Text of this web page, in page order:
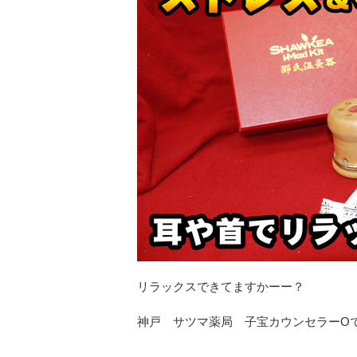
リラックスできてますかーー？
神戸 サツマ薬局 子宝カウンセラーO